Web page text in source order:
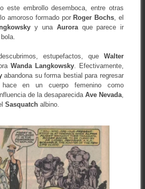
este embrollo desemboca, entre otras
amoroso formado por Roger Bochs , el
y una Auroraque parece ir
estupefactos, queWalter
Wanda Langkowsky. Efectivamente,
abandona su forma bestial para regresar
en un cuerpo femenino como
de la desaparecidaAve Nevada,
Sasquatchalbino.